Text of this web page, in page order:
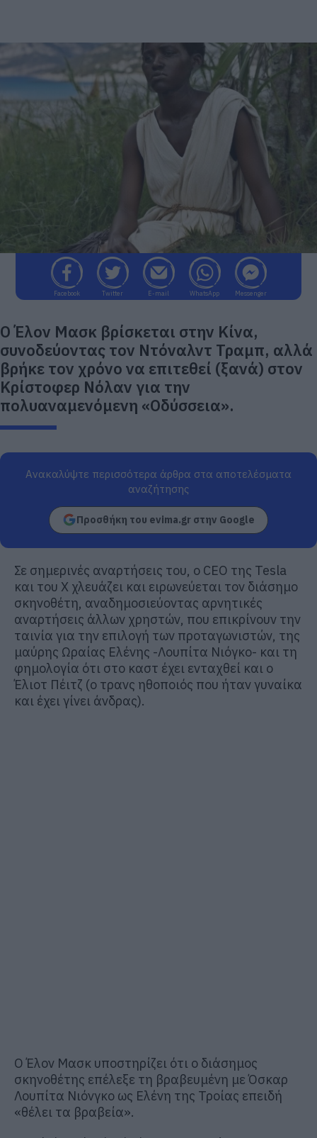
Facebook Twitter E-mail WhatsApp Messenger
O Έλον Μασκ βρίσκεται στην Κίνα,
συνοδεύοντας τον Ντόναλντ Τραμπ, αλλά
βρήκε τον χρόνο να επιτεθεί (ξανά) στον
Κρίστοφερ Νόλαν για την
πολυαναμενόμενη «Οδύσσεια».
Ανακαλύψτε περισσότερα άρθρα στα αποτελέσματα
αναζήτησης
Προσθήκη του evima.gr στην Google
Σε σημερινές αναρτήσεις του, ο CEO της Tesla
και του X χλευάζει και ειρωνεύεται τον διάσημο
σκηνοθέτη, αναδημοσιεύοντας αρνητικές
αναρτήσεις άλλων χρηστών, που επικρίνουν την
ταινία για την επιλογή των προταγωνιστών, της
μαύρης Ωραίας Ελένης -Λουπίτα Νιόγκο- και τη
φημολογία ότι στο καστ έχει ενταχθεί και ο
Έλιοτ Πέιτζ (ο τρανς ηθοποιός που ήταν γυναίκα
και έχει γίνει άνδρας).
Ο Έλον Μασκ υποστηρίζει ότι ο διάσημος
σκηνοθέτης επέλεξε τη βραβευμένη με Όσκαρ
Λουπίτα Νιόνγκο ως Ελένη της Τροίας επειδή
«θέλει τα βραβεία».